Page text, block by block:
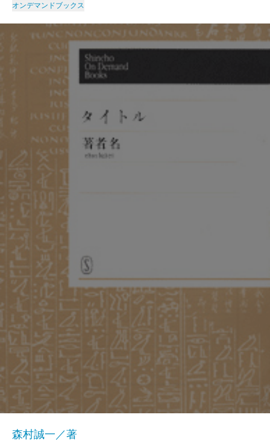
オンデマンドブックス
森村誠一／著